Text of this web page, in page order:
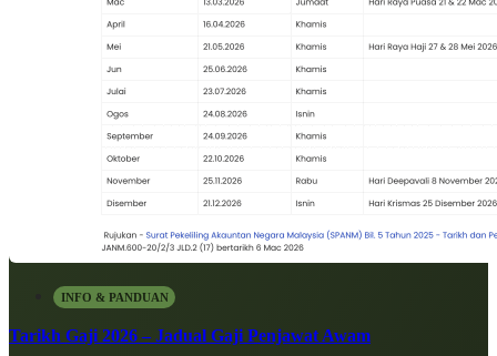
INFO & PANDUAN
Tarikh Gaji 2026 – Jadual Gaji Penjawat Awam